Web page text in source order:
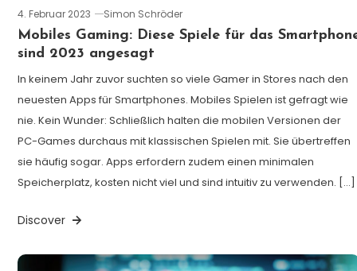
4. Februar 2023 Simon Schröder
Mobiles Gaming: Diese Spiele für das
sind 2023 angesagt
In keinem Jahr zuvor suchten so viele Gamer in Stores nach den
neuesten Apps für Smartphones. Mobiles Spielen ist gefragt wie
nie. Kein Wunder: Schließlich halten die mobilen Versionen der
PC-Games durchaus mit klassischen Spielen mit. Sie übertreffen
sie häufig sogar. Apps erfordern zudem einen minimalen
Speicherplatz, kosten nicht viel und sind intuitiv zu verwenden. […]
Discover